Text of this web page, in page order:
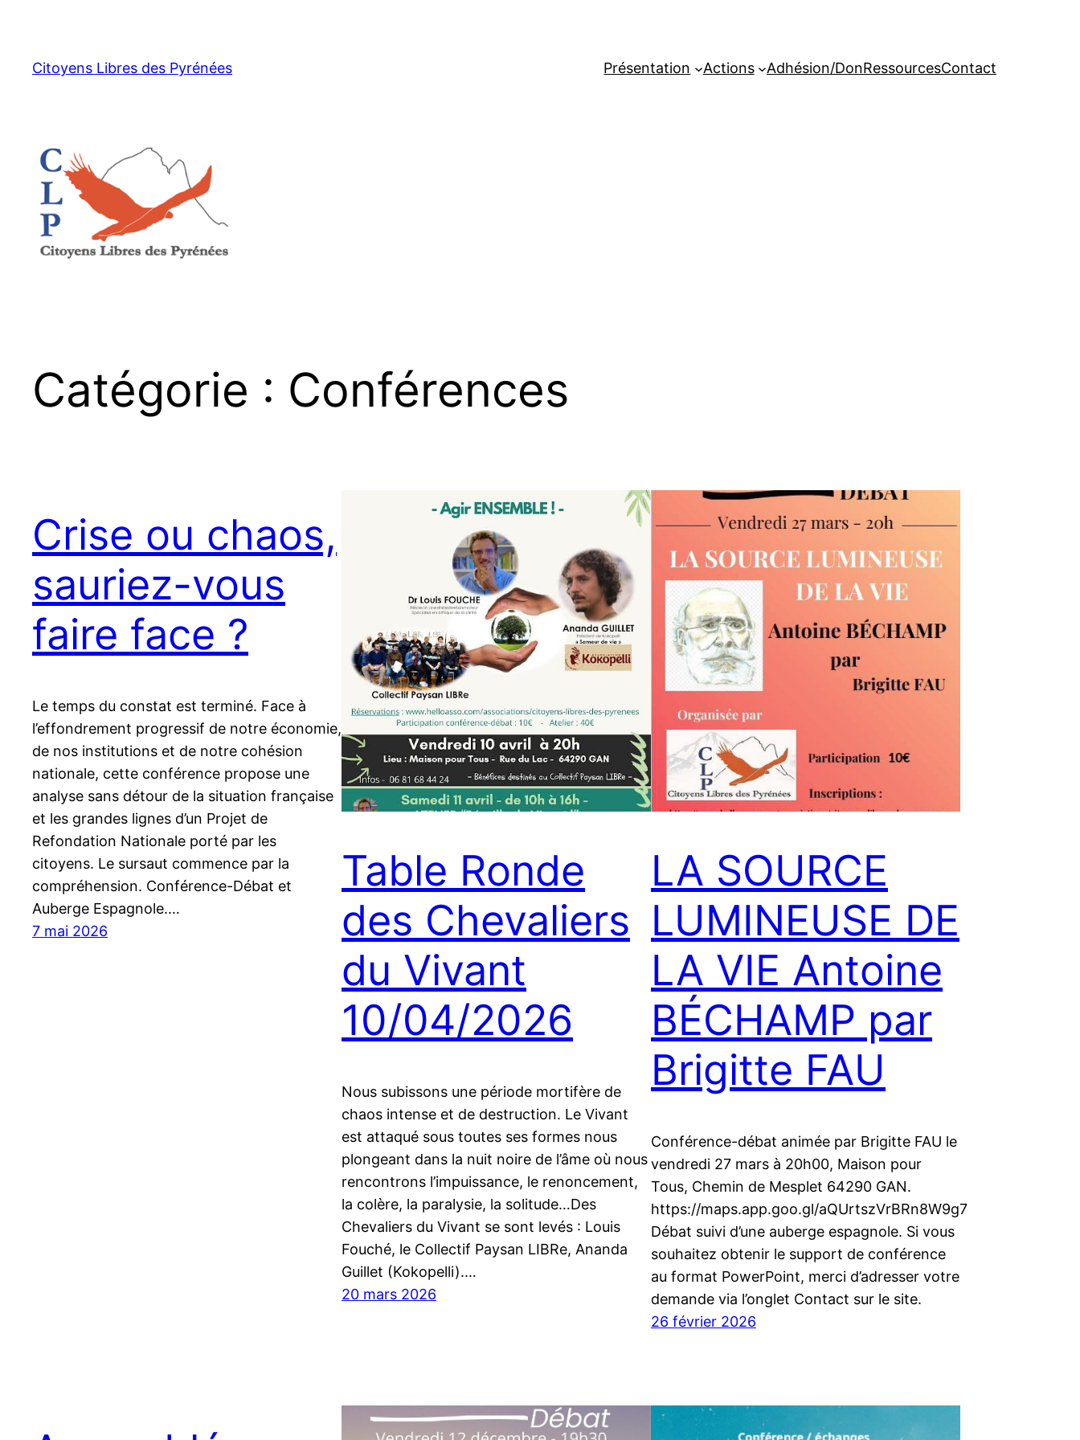
contenu
Citoyens Libres des Pyrénées Présentation Actions Adhésion/DonRessourcesContact
Catégorie : Conférences
Crise ou chaos,
sauriez-vous
faire face ?
Le temps du constat est terminé. Face à
l’effondrement progressif de notre économie,
de nos institutions et de notre cohésion
nationale, cette conférence propose une
analyse sans détour de la situation française
et les grandes lignes d’un Projet de
Refondation Nationale porté par les
citoyens. Le sursaut commence par la
compréhension. Conférence-Débat et
Auberge Espagnole.…
7 mai 2026
Table Ronde
des Chevaliers
du Vivant
10/04/2026
Nous subissons une période mortifère de
chaos intense et de destruction. Le Vivant
est attaqué sous toutes ses formes nous
plongeant dans la nuit noire de l’âme où nous
rencontrons l’impuissance, le renoncement,
la colère, la paralysie, la solitude…Des
Chevaliers du Vivant se sont levés : Louis
Fouché, le Collectif Paysan LIBRe, Ananda
Guillet (Kokopelli).…
20 mars 2026
LA SOURCE
LUMINEUSE DE
LA VIE Antoine
BÉCHAMP par
Brigitte FAU
Conférence-débat animée par Brigitte FAU le
vendredi 27 mars à 20h00, Maison pour
Tous, Chemin de Mesplet 64290 GAN.
https://maps.app.goo.gl/aQUrtszVrBRn8W9g7
Débat suivi d’une auberge espagnole. Si vous
souhaitez obtenir le support de conférence
au format PowerPoint, merci d’adresser votre
demande via l’onglet Contact sur le site.
26 février 2026